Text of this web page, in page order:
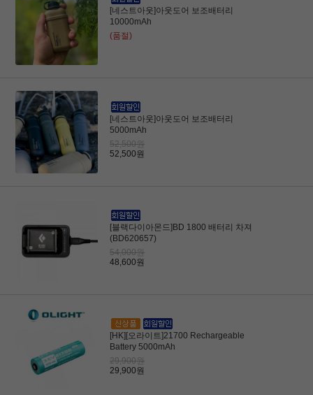
[네스트아웃]아웃도어 보조배터리
10000mAh
(품절)
[네스트아웃]아웃도어 보조배터리
5000mAh
52,500원
52,500원
[블랙다이아몬드]BD 1800 배터리 차져
(BD620657)
54,000원
48,600원
[HK][오라이트]21700 Rechargeable
Battery 5000mAh
29,900원
29,900원